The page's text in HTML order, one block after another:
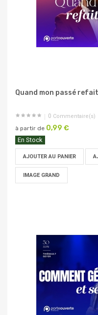
Quand mon passé
0 Commentaire(s)
à partir de 0,99 €
En Stock
AJOUTER AU PANIER
IMAGE GRAND